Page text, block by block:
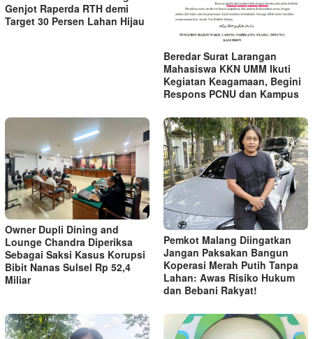
Genjot Raperda RTH demi
Target 30 Persen Lahan Hijau
Beredar Surat Larangan
Mahasiswa KKN UMM Ikuti
Kegiatan Keagamaan, Begini
Respons PCNU dan Kampus
Owner Dupli Dining and
Lounge Chandra Diperiksa
Sebagai Saksi Kasus Korupsi
Bibit Nanas Sulsel Rp 52,4
Miliar
Pemkot Malang Diingatkan
Jangan Paksakan Bangun
Koperasi Merah Putih Tanpa
Lahan: Awas Risiko Hukum
dan Bebani Rakyat!